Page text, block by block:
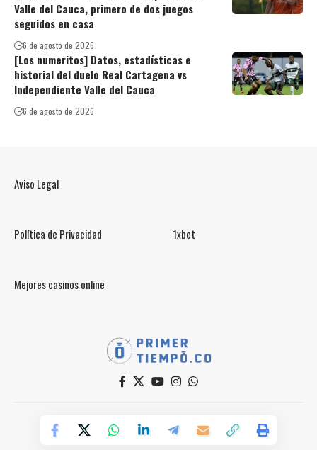
Valle del Cauca, primero de dos juegos
seguidos en casa
6 de agosto de 2026
[Los numeritos] Datos, estadísticas e
historial del duelo Real Cartagena vs
Independiente Valle del Cauca
6 de agosto de 2026
Aviso Legal
Política de Privacidad 1xbet
Mejores casinos online
Powered by Primer Tiempo Deportes SAS